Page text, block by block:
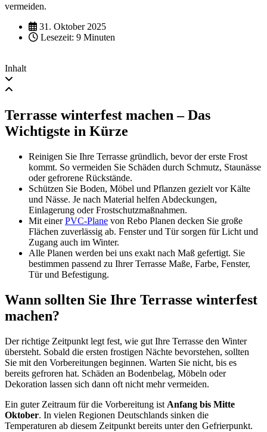
vermeiden.
31. Oktober 2025
Lesezeit: 9 Minuten
Inhalt
Terrasse winterfest machen – Das
Wichtigste in Kürze
Reinigen Sie Ihre Terrasse gründlich, bevor der erste Frost
kommt. So vermeiden Sie Schäden durch Schmutz, Staunässe
oder gefrorene Rückstände.
Schützen Sie Boden, Möbel und Pflanzen gezielt vor Kälte
und Nässe. Je nach Material helfen Abdeckungen,
Einlagerung oder Frostschutzmaßnahmen.
Mit einerPVC-Plane von Rebo Planen decken Sie große
Flächen zuverlässig ab. Fenster und Tür sorgen für Licht und
Zugang auch im Winter.
Alle Planen werden bei uns exakt nach Maß gefertigt. Sie
bestimmen passend zu Ihrer Terrasse Maße, Farbe, Fenster,
Tür und Befestigung.
Wann sollten Sie Ihre Terrasse winterfest
machen?
Der richtige Zeitpunkt legt fest, wie gut Ihre Terrasse den Winter
übersteht. Sobald die ersten frostigen Nächte bevorstehen, sollten
Sie mit den Vorbereitungen beginnen. Warten Sie nicht, bis es
bereits gefroren hat. Schäden an Bodenbelag, Möbeln oder
Dekoration lassen sich dann oft nicht mehr vermeiden.
Ein guter Zeitraum für die Vorbereitung ist Anfang bis Mitte
Oktober. In vielen Regionen Deutschlands sinken die
Temperaturen ab diesem Zeitpunkt bereits unter den Gefrierpunkt.